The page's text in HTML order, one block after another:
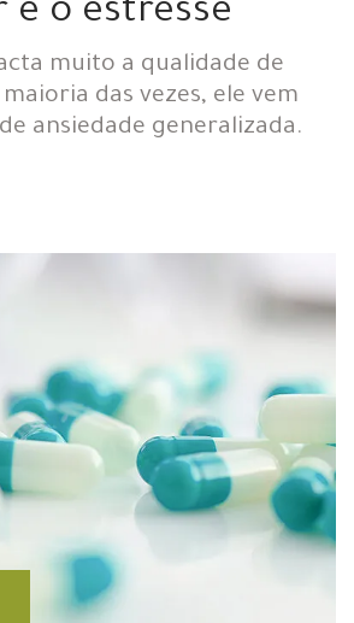
e o estresse
muito a qualidade de
das vezes, ele vem
ansiedade generalizada.